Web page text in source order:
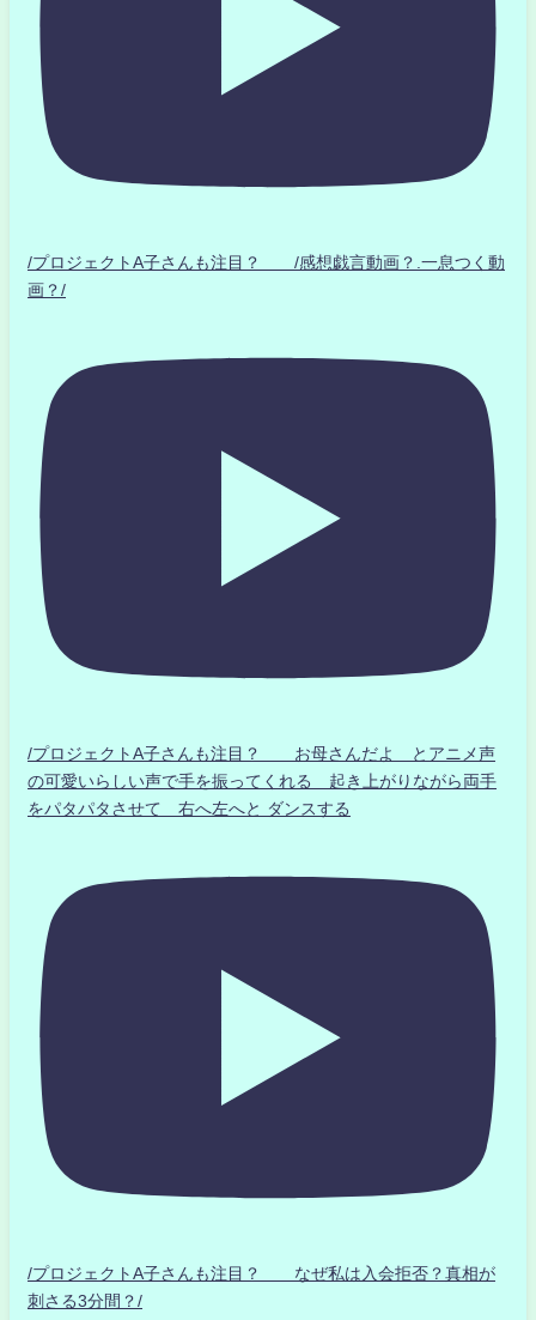
/プロジェクトA子さんも注目？ /感想戯言動画？.一息つく動
画？/
/プロジェクトA子さんも注目？ お母さんだよ とアニメ声
の可愛いらしい声で手を振ってくれる 起き上がりながら両手
をパタパタさせて 右へ左へと ダンスする
/プロジェクトA子さんも注目？ なぜ私は入会拒否？真相が
刺さる3分間？/